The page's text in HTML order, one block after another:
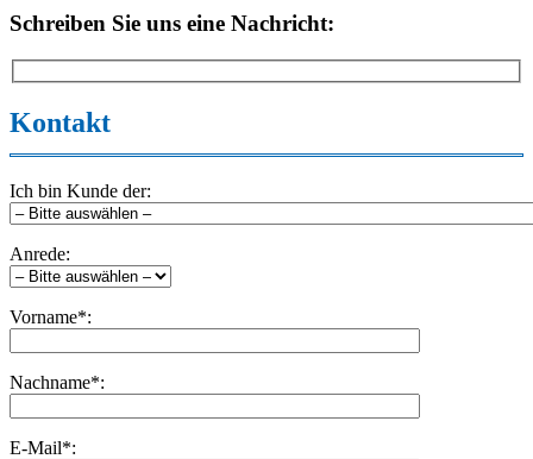
Schreiben Sie uns eine Nachricht:
Kontakt
Ich bin Kunde der:
Anrede:
Vorname*:
Nachname*:
E-Mail*: